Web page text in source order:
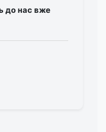
до нас вже